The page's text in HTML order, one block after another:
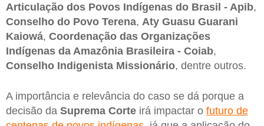
Articulação dos Povos Indígenas do Brasil - Apib,
Conselho do Povo Terena, Aty Guasu Guarani
Kaiowá, Coordenação das Organizações
Indígenas da Amazônia Brasileira - Coiab,
Conselho Indigenista Missionário, dentre outros.
A importância e relevância do caso se dá porque a
decisão da Suprema Corte irá impactar o futuro de